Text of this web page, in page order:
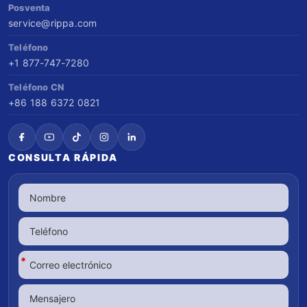
Posventa
service@rippa.com
Teléfono
+1 877-747-7280
Teléfono CN
+86 188 6372 0821
CONSULTA RÁPIDA
*